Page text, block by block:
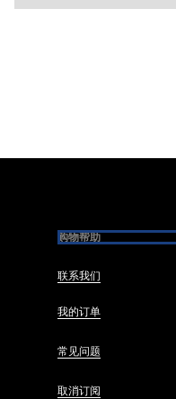
购物帮助
联系我们
我的订单
常见问题
取消订阅